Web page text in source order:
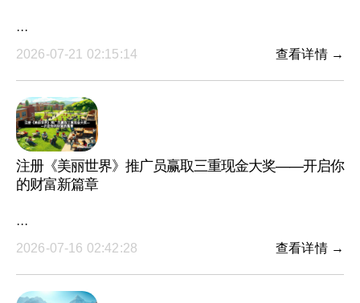
···
2026-07-21 02:15:14
查看详情 →
注册《美丽世界》推广员赢取三重现金大奖——开启你
的财富新篇章
···
2026-07-16 02:42:28
查看详情 →